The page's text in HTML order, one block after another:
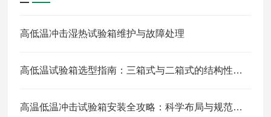
高低温冲击湿热试验箱维护与故障处理
高低温试验箱选型指南：三箱式与二箱式的结构性能大比拼
高温低温冲击试验箱安装全攻略：科学布局与规范操作的关键步骤